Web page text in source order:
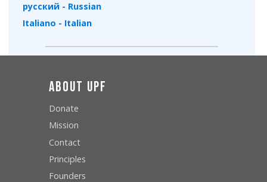
русский - Russian
Italiano - Italian
About UPF
Donate
Mission
Contact
Principles
Founders